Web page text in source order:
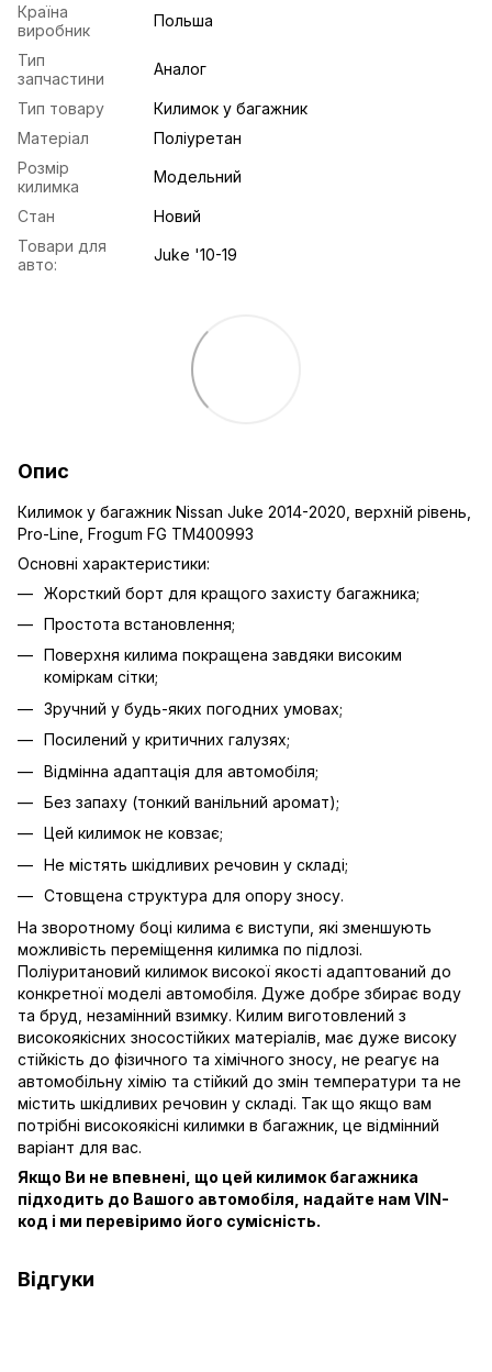
Країна
виробник
Польша
Тип
запчастини
Аналог
Тип товару
Килимок у багажник
Матеріал
Поліуретан
Розмір
килимка
Модельний
Стан
Новий
Товари для
авто:
Juke '10-19
Опис
Килимок у багажник Nissan Juke 2014-2020, верхній рівень,
Pro-Line, Frogum FG TM400993
Основні характеристики:
Жорсткий борт для кращого захисту багажника;
Простота встановлення;
Поверхня килима покращена завдяки високим
коміркам сітки;
Зручний у будь-яких погодних умовах;
Посилений у критичних галузях;
Відмінна адаптація для автомобіля;
Без запаху (тонкий ванільний аромат);
Цей килимок не ковзає;
Не містять шкідливих речовин у складі;
Стовщена структура для опору зносу.
На зворотному боці килима є виступи, які зменшують
можливість переміщення килимка по підлозі.
Поліуритановий килимок високої якості адаптований до
конкретної моделі автомобіля. Дуже добре збирає воду
та бруд, незамінний взимку. Килим виготовлений з
високоякісних зносостійких матеріалів, має дуже високу
стійкість до фізичного та хімічного зносу, не реагує на
автомобільну хімію та стійкий до змін температури та не
містить шкідливих речовин у складі. Так що якщо вам
потрібні високоякісні килимки в багажник, це відмінний
варіант для вас.
Якщо Ви не впевнені, що цей килимок багажника
підходить до Вашого автомобіля, надайте нам VIN-
код і ми перевіримо його сумісність.
Відгуки